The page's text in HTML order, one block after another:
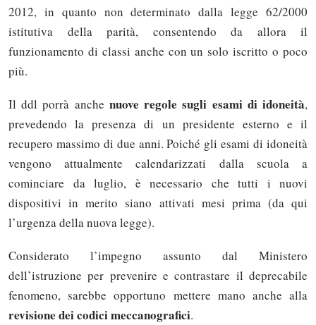
2012, in quanto non determinato dalla legge 62/2000
istitutiva della parità, consentendo da allora il
funzionamento di classi anche con un solo iscritto o poco
più.
Il ddl porrà anche nuove regole sugli esami di idoneità,
prevedendo la presenza di un presidente esterno e il
recupero massimo di due anni. Poiché gli esami di idoneità
vengono attualmente calendarizzati dalla scuola a
cominciare da luglio, è necessario che tutti i nuovi
dispositivi in merito siano attivati mesi prima (da qui
l’urgenza della nuova legge).
Considerato l’impegno assunto dal Ministero
dell’istruzione per prevenire e contrastare il deprecabile
fenomeno, sarebbe opportuno mettere mano anche alla
revisione dei codici meccanografici.